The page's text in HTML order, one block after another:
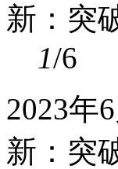
新：突
1/6
2023年
新：突